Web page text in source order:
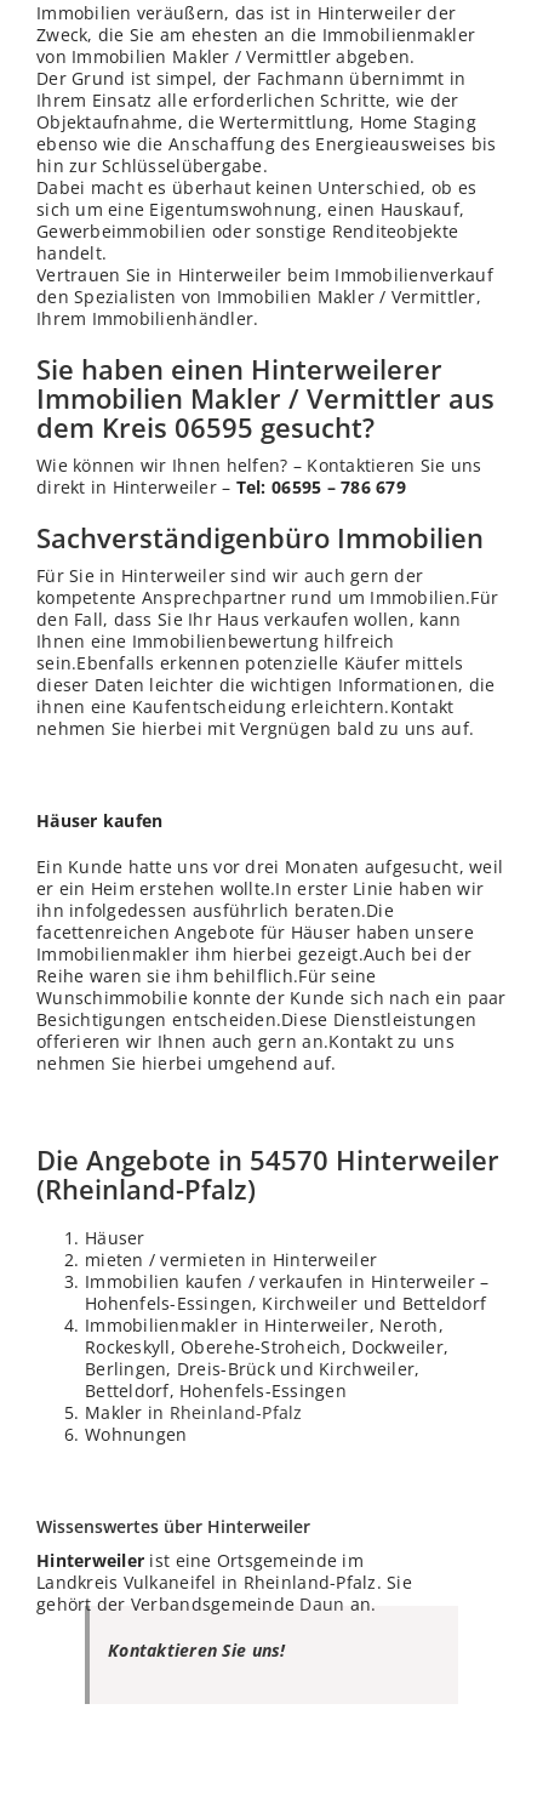
Immobilien veräußern, das ist in Hinterweiler der
Zweck, die Sie am ehesten an die Immobilienmakler
von Immobilien Makler / Vermittler abgeben.
Der Grund ist simpel, der Fachmann übernimmt in
Ihrem Einsatz alle erforderlichen Schritte, wie der
Objektaufnahme, die Wertermittlung, Home Staging
ebenso wie die Anschaffung des Energieausweises bis
hin zur Schlüsselübergabe.
Dabei macht es überhaut keinen Unterschied, ob es
sich um eine Eigentumswohnung, einen Hauskauf,
Gewerbeimmobilien oder sonstige Renditeobjekte
handelt.
Vertrauen Sie in Hinterweiler beim Immobilienverkauf
den Spezialisten von Immobilien Makler / Vermittler,
Ihrem Immobilienhändler.
Sie haben einen Hinterweilerer
Immobilien Makler / Vermittler aus
dem Kreis 06595 gesucht?
Wie können wir Ihnen helfen? – Kontaktieren Sie uns
direkt in Hinterweiler – Tel: 06595 – 786 679
Sachverständigenbüro Immobilien
Für Sie in Hinterweiler sind wir auch gern der
kompetente Ansprechpartner rund um Immobilien.Für
den Fall, dass Sie Ihr Haus verkaufen wollen, kann
Ihnen eine Immobilienbewertung hilfreich
sein.Ebenfalls erkennen potenzielle Käufer mittels
dieser Daten leichter die wichtigen Informationen, die
ihnen eine Kaufentscheidung erleichtern.Kontakt
nehmen Sie hierbei mit Vergnügen bald zu uns auf.
Häuser kaufen
Ein Kunde hatte uns vor drei Monaten aufgesucht, weil
er ein Heim erstehen wollte.In erster Linie haben wir
ihn infolgedessen ausführlich beraten.Die
facettenreichen Angebote für Häuser haben unsere
Immobilienmakler ihm hierbei gezeigt.Auch bei der
Reihe waren sie ihm behilflich.Für seine
Wunschimmobilie konnte der Kunde sich nach ein paar
Besichtigungen entscheiden.Diese Dienstleistungen
offerieren wir Ihnen auch gern an.Kontakt zu uns
nehmen Sie hierbei umgehend auf.
Die Angebote in 54570 Hinterweiler
(Rheinland-Pfalz)
Häuser
mieten / vermieten in Hinterweiler
Immobilien kaufen / verkaufen in Hinterweiler –
Hohenfels-Essingen, Kirchweiler und Betteldorf
Immobilienmakler in Hinterweiler, Neroth,
Rockeskyll, Oberehe-Stroheich, Dockweiler,
Berlingen, Dreis-Brück und Kirchweiler,
Betteldorf, Hohenfels-Essingen
Makler in Rheinland-Pfalz
Wohnungen
Wissenswertes über Hinterweiler
Hinterweiler ist eine Ortsgemeinde im
Landkreis Vulkaneifel in Rheinland-Pfalz. Sie
gehört der Verbandsgemeinde Daun an.
Kontaktieren Sie uns!